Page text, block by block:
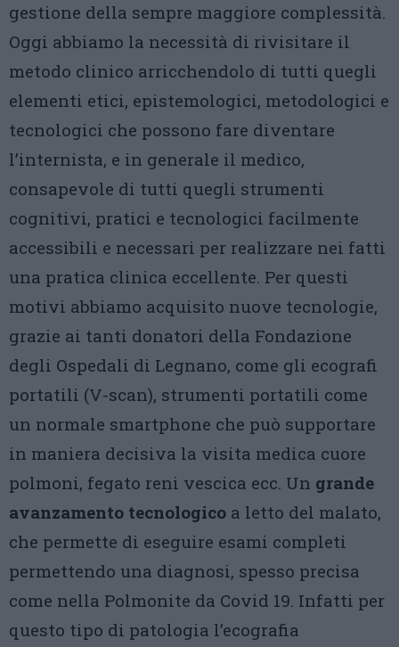
gestione della sempre maggiore complessità.
Oggi abbiamo la necessità di rivisitare il
metodo clinico arricchendolo di tutti quegli
elementi etici, epistemologici, metodologici e
tecnologici che possono fare diventare
l’internista, e in generale il medico,
consapevole di tutti quegli strumenti
cognitivi, pratici e tecnologici facilmente
accessibili e necessari per realizzare nei fatti
una pratica clinica eccellente. Per questi
motivi abbiamo acquisito nuove tecnologie,
grazie ai tanti donatori della Fondazione
degli Ospedali di Legnano, come gli ecografi
portatili (V-scan), strumenti portatili come
un normale smartphone che può supportare
in maniera decisiva la visita medica cuore
polmoni, fegato reni vescica ecc. Un grande
avanzamento tecnologico a letto del malato,
che permette di eseguire esami completi
permettendo una diagnosi, spesso precisa
come nella Polmonite da Covid 19. Infatti per
questo tipo di patologia l’ecografia